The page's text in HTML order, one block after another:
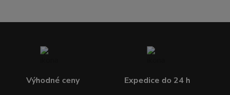
Výhodné ceny Expedice do 24 h